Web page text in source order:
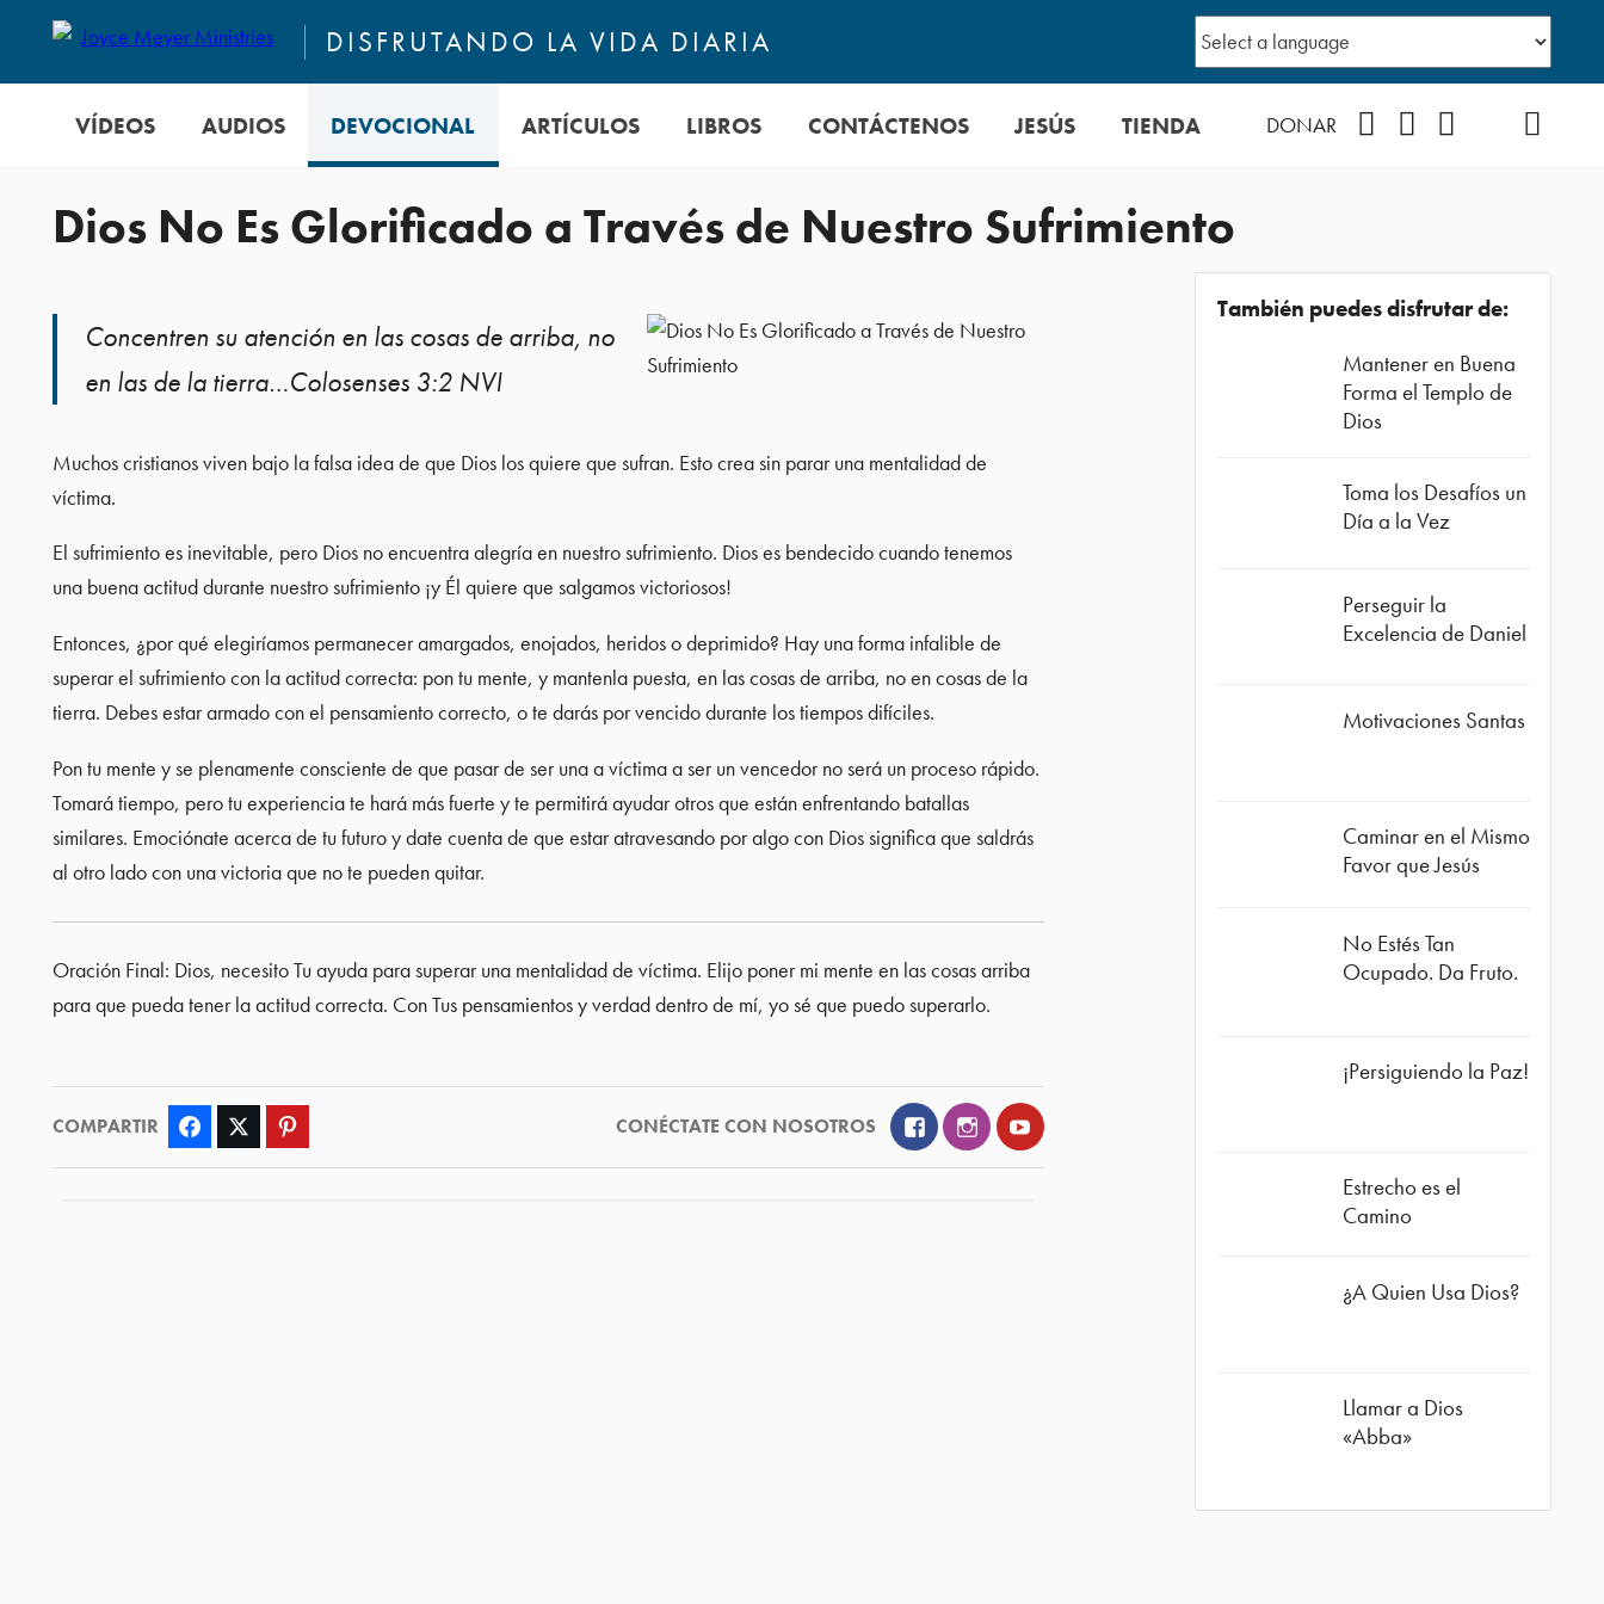
DISFRUTANDO LA VIDA DIARIA
VÍDEOS AUDIOS DEVOCIONAL ARTÍCULOS LIBROS CONTÁCTENOS JESÚS TIENDA DONAR
Dios No Es Glorificado a Través de Nuestro Sufrimiento
Concentren su atención en las cosas de arriba, no
en las de la tierra…Colosenses 3:2 NVI
Muchos cristianos viven bajo la falsa idea de que Dios los quiere que sufran. Esto crea sin parar una mentalidad de
víctima.
El sufrimiento es inevitable, pero Dios no encuentra alegría en nuestro sufrimiento. Dios es bendecido cuando tenemos
una buena actitud durante nuestro sufrimiento ¡y Él quiere que salgamos victoriosos!
Entonces, ¿por qué elegiríamos permanecer amargados, enojados, heridos o deprimido? Hay una forma infalible de
superar el sufrimiento con la actitud correcta: pon tu mente, y mantenla puesta, en las cosas de arriba, no en cosas de la
tierra. Debes estar armado con el pensamiento correcto, o te darás por vencido durante los tiempos difíciles.
Pon tu mente y se plenamente consciente de que pasar de ser una a víctima a ser un vencedor no será un proceso rápido.
Tomará tiempo, pero tu experiencia te hará más fuerte y te permitirá ayudar otros que están enfrentando batallas
similares. Emociónate acerca de tu futuro y date cuenta de que estar atravesando por algo con Dios significa que saldrás
al otro lado con una victoria que no te pueden quitar.
Oración Final: Dios, necesito Tu ayuda para superar una mentalidad de víctima. Elijo poner mi mente en las cosas arriba
para que pueda tener la actitud correcta. Con Tus pensamientos y verdad dentro de mí, yo sé que puedo superarlo.
COMPARTIR Facebook Twitter CONÉCTATE CON NOSOTROS FacebookInstagramYouTube
También puedes disfrutar de:
Mantener en Buena
Forma el Templo de
Dios
Toma los Desafíos un
Día a la Vez
Perseguir la
Excelencia de Daniel
Motivaciones Santas
Caminar en el Mismo
Favor que Jesús
No Estés Tan
Ocupado. Da Fruto.
¡Persiguiendo la Paz!
Estrecho es el
Camino
¿A Quien Usa Dios?
Llamar a Dios
«Abba»